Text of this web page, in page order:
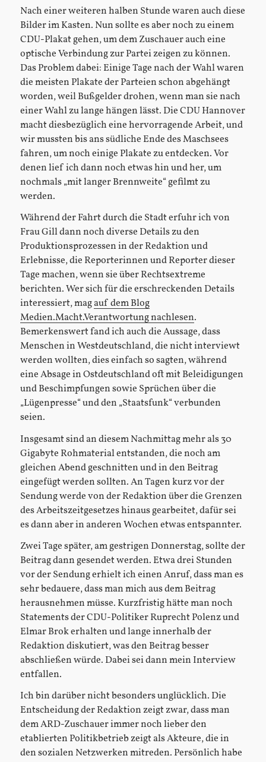
Nach einer weiteren halben Stunde waren auch diese
Bilder im Kasten. Nun sollte es aber noch zu einem
CDU-Plakat gehen, um dem Zuschauer auch eine
optische Verbindung zur Partei zeigen zu können.
Das Problem dabei: Einige Tage nach der Wahl waren
die meisten Plakate der Parteien schon abgehängt
worden, weil Bußgelder drohen, wenn man sie nach
einer Wahl zu lange hängen lässt. Die CDU Hannover
macht diesbezüglich eine hervorragende Arbeit, und
wir mussten bis ans südliche Ende des Maschsees
fahren, um noch einige Plakate zu entdecken. Vor
denen lief ich dann noch etwas hin und her, um
nochmals „mit langer Brennweite“ gefilmt zu
werden.
Während der Fahrt durch die Stadt erfuhr ich von
Frau Gill dann noch diverse Details zu den
Produktionsprozessen in der Redaktion und
Erlebnisse, die Reporterinnen und Reporter dieser
Tage machen, wenn sie über Rechtsextreme
berichten. Wer sich für die erschreckenden Details
interessiert, magauf dem Blog
Medien.Macht.Verantwortung nachlesen.
Bemerkenswert fand ich auch die Aussage, dass
Menschen in Westdeutschland, die nicht interviewt
werden wollten, dies einfach so sagten, während
eine Absage in Ostdeutschland oft mit Beleidigungen
und Beschimpfungen sowie Sprüchen über die
„Lügenpresse“ und den „Staatsfunk“ verbunden
seien.
Insgesamt sind an diesem Nachmittag mehr als 30
Gigabyte Rohmaterial entstanden, die noch am
gleichen Abend geschnitten und in den Beitrag
eingefügt werden sollten. An Tagen kurz vor der
Sendung werde von der Redaktion über die Grenzen
des Arbeitszeitgesetzes hinaus gearbeitet, dafür sei
es dann aber in anderen Wochen etwas entspannter.
Zwei Tage später, am gestrigen Donnerstag, sollte der
Beitrag dann gesendet werden. Etwa drei Stunden
vor der Sendung erhielt ich einen Anruf, dass man es
sehr bedauere, dass man mich aus dem Beitrag
herausnehmen müsse. Kurzfristig hätte man noch
Statements der CDU-Politiker Ruprecht Polenz und
Elmar Brok erhalten und lange innerhalb der
Redaktion diskutiert, was den Beitrag besser
abschließen würde. Dabei sei dann mein Interview
entfallen.
Ich bin darüber nicht besonders unglücklich. Die
Entscheidung der Redaktion zeigt zwar, dass man
dem ARD-Zuschauer immer noch lieber den
etablierten Politikbetrieb zeigt als Akteure, die in
den sozialen Netzwerken mitreden. Persönlich habe